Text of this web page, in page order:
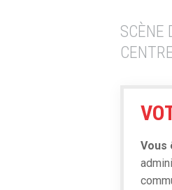
SCÈNE
Vous